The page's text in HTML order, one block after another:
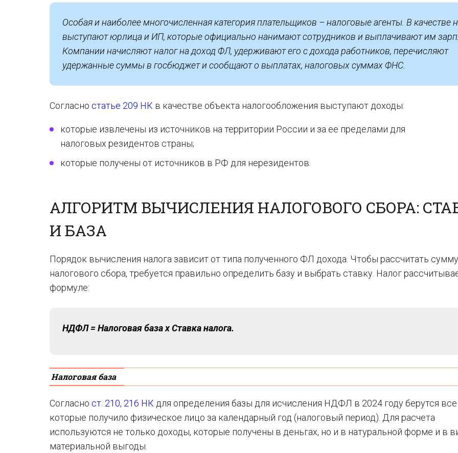
Особая и наиболее многочисленная категория плательщиков – налоговые агенты. В качестве
выступают юрлица и ИП, которые официально нанимают сотрудников и выплачивают им
Компании начисляют налог на доход ФЛ, удерживают его с дохода работников, перечисляют
удержанные суммы в госбюджет и сообщают о выплатах, налоговых суммах ФНС.
Согласно статье 209 НК в качестве объекта налогообложения выступают доходы:
которые извлечены из источников на территории России и за ее пределами для
налоговых резидентов страны;
которые получены от источников в РФ для нерезидентов.
АЛГОРИТМ ВЫЧИСЛЕНИЯ НАЛОГОВОГО СБОРА:
И БАЗА
Порядок вычисления налога зависит от типа полученного ФЛ дохода. Чтобы рассчитать сумму
налогового сбора, требуется правильно определить базу и выбрать ставку. Налог
формуле:
НДФЛ = Налоговая база х Ставка налога.
Налоговая база
Согласно ст. 210, 216 НК для определения базы для исчисления НДФЛ в 2024 году берутся
которые получило физическое лицо за календарный год (налоговый период). Для расчета
используются не только доходы, которые получены в деньгах, но и в натуральной форме и в
материальной выгоды.